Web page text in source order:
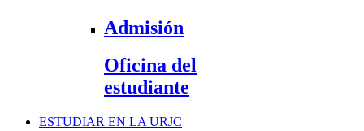
Admisión
Oficina del
estudiante
ESTUDIAR EN LA URJC